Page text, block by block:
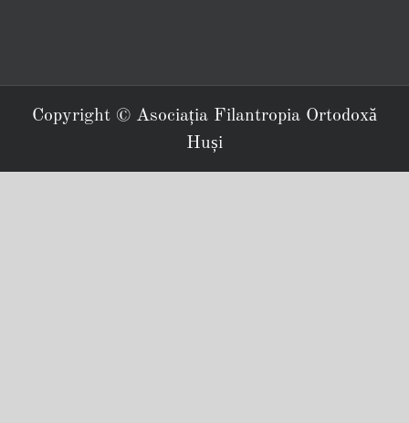
Copyright © Asociația Filantropia Ortodoxă
Huși